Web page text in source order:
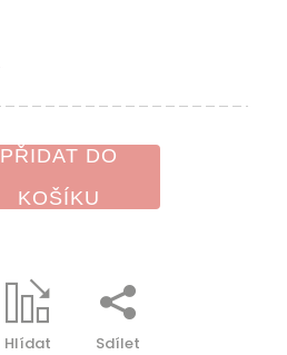
PŘIDAT DO
KOŠÍKU
Hlídat Sdílet